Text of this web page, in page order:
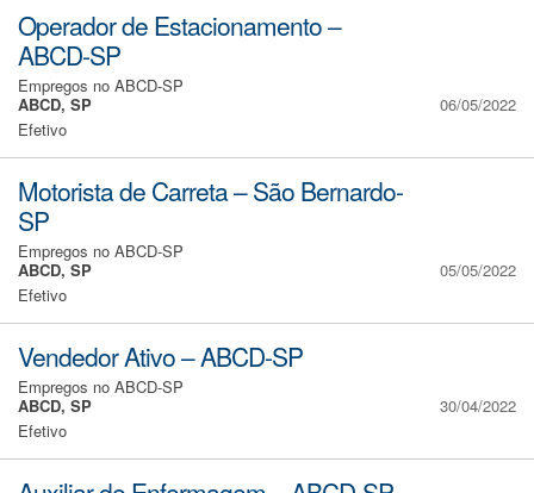
Operador de Estacionamento –
ABCD-SP
Empregos no ABCD-SP
ABCD, SP
Efetivo
06/05/2022
Motorista de Carreta – São Bernardo-
SP
Empregos no ABCD-SP
ABCD, SP
Efetivo
05/05/2022
Vendedor Ativo – ABCD-SP
Empregos no ABCD-SP
ABCD, SP
Efetivo
30/04/2022